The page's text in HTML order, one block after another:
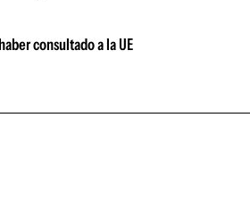
consultado a la UE